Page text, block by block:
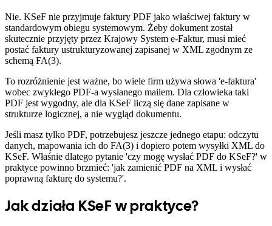
Nie. KSeF nie przyjmuje faktury PDF jako właściwej faktury w
standardowym obiegu systemowym. Żeby dokument został
skutecznie przyjęty przez Krajowy System e-Faktur, musi mieć
postać faktury ustrukturyzowanej zapisanej w XML zgodnym ze
schemą FA(3).
To rozróżnienie jest ważne, bo wiele firm używa słowa 'e-faktura'
wobec zwykłego PDF-a wysłanego mailem. Dla człowieka taki
PDF jest wygodny, ale dla KSeF liczą się dane zapisane w
strukturze logicznej, a nie wygląd dokumentu.
Jeśli masz tylko PDF, potrzebujesz jeszcze jednego etapu: odczytu
danych, mapowania ich do FA(3) i dopiero potem wysyłki XML do
KSeF. Właśnie dlatego pytanie 'czy mogę wysłać PDF do KSeF?' w
praktyce powinno brzmieć: 'jak zamienić PDF na XML i wysłać
poprawną fakturę do systemu?'.
Jak działa KSeF w praktyce?